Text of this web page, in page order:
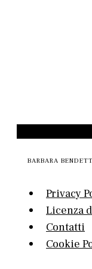
BARBARA
Privacy
Licenza
Contatti
Cookie